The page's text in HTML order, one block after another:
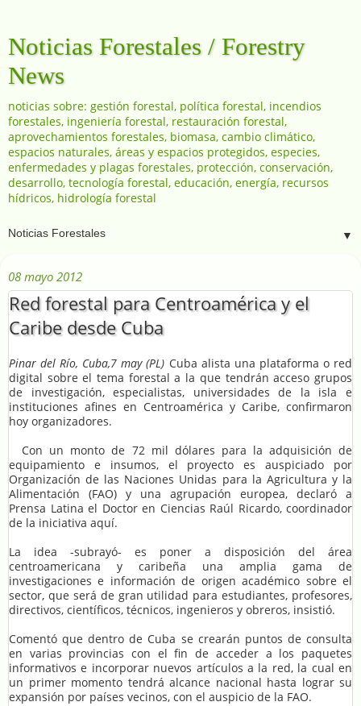
Noticias Forestales / Forestry
News
noticias sobre: gestión forestal, política forestal, incendios
forestales, ingeniería forestal, restauración forestal,
aprovechamientos forestales, biomasa, cambio climático,
espacios naturales, áreas y espacios protegidos, especies,
enfermedades y plagas forestales, protección, conservación,
desarrollo, tecnología forestal, educación, energía, recursos
hídricos, hidrología forestal
▼
08 mayo 2012
Red forestal para Centroamérica y el
Caribe desde Cuba
Pinar del Río, Cuba,7 may (PL) Cuba alista una plataforma o red
digital sobre el tema forestal a la que tendrán acceso grupos
de investigación, especialistas, universidades de la isla e
instituciones afines en Centroamérica y Caribe, confirmaron
hoy organizadores.
Con un monto de 72 mil dólares para la adquisición de
equipamiento e insumos, el proyecto es auspiciado por
Organización de las Naciones Unidas para la Agricultura y la
Alimentación (FAO) y una agrupación europea, declaró a
Prensa Latina el Doctor en Ciencias Raúl Ricardo, coordinador
de la iniciativa aquí.
La idea -subrayó- es poner a disposición del área
centroamericana y caribeña una amplia gama de
investigaciones e información de origen académico sobre el
sector, que será de gran utilidad para estudiantes, profesores,
directivos, científicos, técnicos, ingenieros y obreros, insistió.
Comentó que dentro de Cuba se crearán puntos de consulta
en varias provincias con el fin de acceder a los paquetes
informativos e incorporar nuevos artículos a la red, la cual en
un primer momento tendrá alcance nacional hasta lograr su
expansión por países vecinos, con el auspicio de la FAO.